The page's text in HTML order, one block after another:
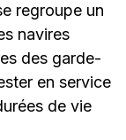
regroupe un
navires
des garde-
en service
de vie